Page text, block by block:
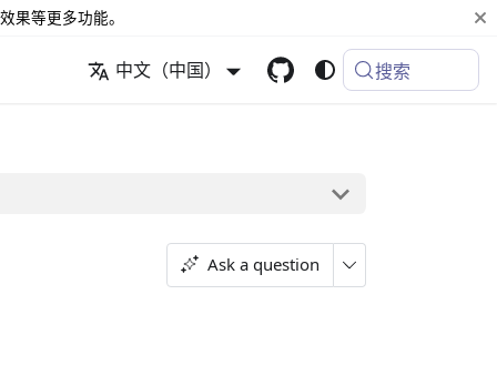
果等更多功能。
中文（中国） 搜索
Ask a question